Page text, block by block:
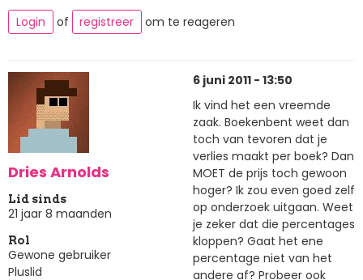
Login of registreer om te reageren
Dries Arnolds
Lid sinds
21 jaar 8 maanden
Rol
Gewone gebruiker
Pluslid
6 juni 2011 - 13:50
Ik vind het een vreemde
zaak. Boekenbent weet dan
toch van tevoren dat je
verlies maakt per boek? Dan
MOET de prijs toch gewoon
hoger? Ik zou even goed zelf
op onderzoek uitgaan. Weet
je zeker dat die percentages
kloppen? Gaat het ene
percentage niet van het
andere af? Probeer ook